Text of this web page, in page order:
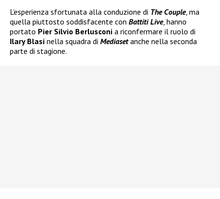
L’esperienza sfortunata alla conduzione di The Couple, ma
quella piuttosto soddisfacente con Battiti Live, hanno
portato Pier Silvio Berlusconi a riconfermare il ruolo di
Ilary Blasi nella squadra di Mediasetanche nella seconda
parte di stagione.